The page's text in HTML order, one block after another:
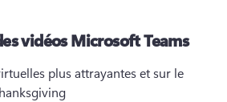
vidéos Microsoft Teams
plus attrayantes et sur le